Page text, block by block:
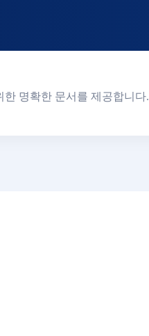
한 명확한 문서를 제공합니다.